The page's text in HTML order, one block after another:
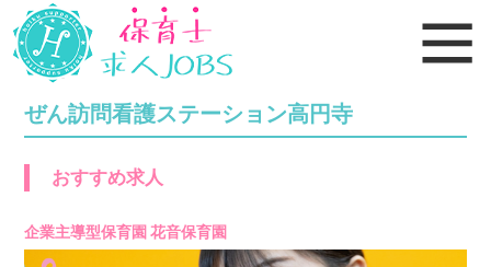
ぜん訪問看護ステーション高円寺
おすすめ求人
企業主導型保育園 花音保育園